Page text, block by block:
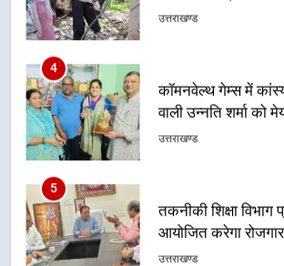
4
उत्तराखण्ड
5
उत्तराखण्ड
6